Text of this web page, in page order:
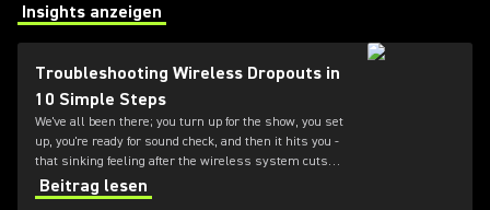
Insights anzeigen
(Opens in a new tab)
Troubleshooting Wireless Dropouts in
10 Simple Steps
We've all been there; you turn up for the show, you set
up, you're ready for sound check, and then it hits you -
that sinking feeling after the wireless system cuts
out. But there are some simple steps to troubleshoot
wireless dropouts.
Beitrag lesen